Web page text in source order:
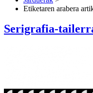
Etiketaren arabera
Serigrafia-